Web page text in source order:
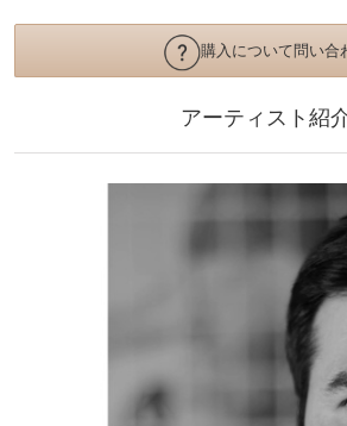
購入について問い合
アーティスト紹